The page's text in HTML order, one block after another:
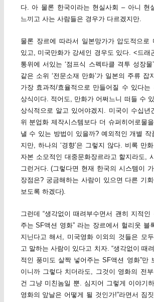
다. 아 물론 한국이라는 현실사회 – 아니 현
느끼고 사는 사람들은 경우가 다르겠지만.
물론 장르에 따라서 일본망가가 압도적으로
있고, 미국만화가 강세인 경우도 있다. <드래
통위에 서있는 ‘점프식 스펙타클 격투 성장물
같은 소위 ‘전문소재 만화’가 일본의 주류 잡
가장 효과적/효율적으로 만들어질 수 있다는
상식이다. 적어도, 만화가 어쩌느니 떠들 수
상식적으로 알고 있어야겠지. 미국이 수십년
위 분업화 제작시스템보다 더 슈퍼히어로물
낼 수 있는 방법이 있을까? 예외적인 개별 작
지만, 하나의 ‘경향’은 그렇지 않다. 비록 만
자본 소모적인 대중문화장르라고 할지라도,
그런거다. (그렇다면 현재 한국의 시스템이
장점은? 궁금해하는 사람이 있으면 다른 기
보도록 하겠다).
그런데 “생각없이 때려부수면서 괜히 지적인
주는 SF액션 영화” 라는 장르에서 헐리웃 블
지닌다고 해서, 미국영화 이외의 것들은 모두
고 말하는 사람이 있다고 치자. “생각없이 때
적인 풍미도 살짝 넣어주는 SF액션 영화”만
이니까 그렇다 치더라도, 그것이 영화의 전
건 그냥 미친놈일 뿐. 심지어 그렇게 이야기
영화의 앞날은 어떻게 될 것인가!”라면서 짐